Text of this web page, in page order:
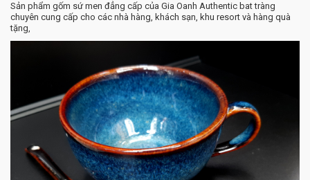
Sản phẩm gốm sứ men đẳng cấp của Gia Oanh Authentic bat tràng
chuyên cung cấp cho các nhà hàng, khách sạn, khu resort và hàng quà
tặng,